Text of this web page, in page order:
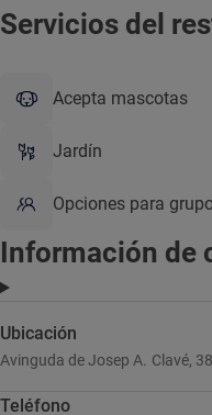
Servicios del
Acepta mascotas
Jardín
Opciones para
Información de
Ubicación
Avinguda de Josep A. Clavé,
Teléfono